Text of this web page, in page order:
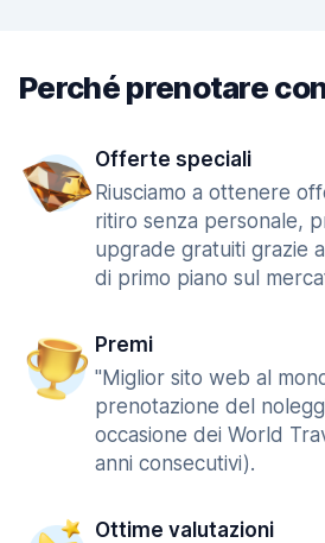
Perché prenotare
Offerte speciali
Riusciamo a ottenere
ritiro senza personale,
upgrade gratuiti grazie
di primo piano sul
Premi
"Miglior sito web al
prenotazione del
occasione dei World
anni consecutivi).
Ottime valutazioni